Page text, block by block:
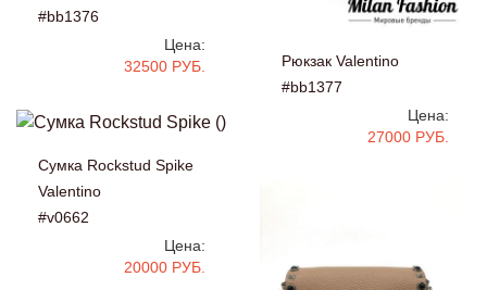
#bb1376
Цена:
32500 РУБ.
Рюкзак Valentino
#bb1377
Цена:
27000 РУБ.
Сумка Rockstud Spike
Valentino
#v0662
Цена:
20000 РУБ.